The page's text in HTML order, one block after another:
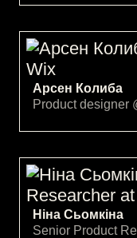
Арсен Колиба
Product designer
Ніна Сьомкіна
Senior Product